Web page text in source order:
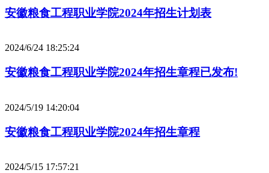
安徽粮食工程职业学院2024年招生计划表
2024/6/24 18:25:24
安徽粮食工程职业学院2024年招生章程已发布!
2024/5/19 14:20:04
安徽粮食工程职业学院2024年招生章程
2024/5/15 17:57:21